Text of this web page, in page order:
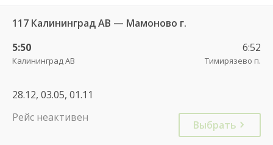
117 Калининград АВ — Мамоново г.
5:50
Калининград АВ
6:52
Тимирязево п.
28.12, 03.05, 01.11
Рейс неактивен
Выбрать